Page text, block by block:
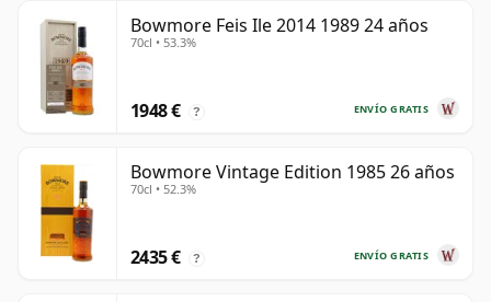
Bowmore Feis Ile 2014 1989 24 años
70cl • 53.3%
ENVÍO GRATIS
1948 € ?
Bowmore Vintage Edition 1985 26 años
70cl • 52.3%
ENVÍO GRATIS
2435 € ?